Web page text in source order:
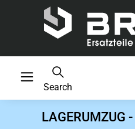
Search
LAGERUMZUG